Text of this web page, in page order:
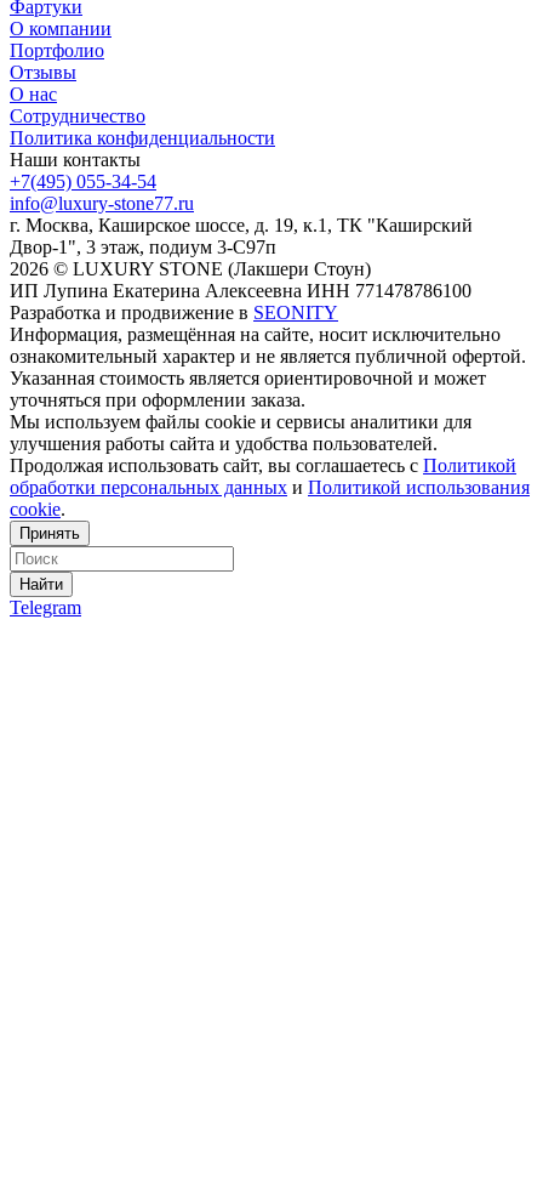
Фартуки
О компании
Портфолио
Отзывы
О нас
Сотрудничество
Политика конфиденциальности
Наши контакты
+7(495) 055-34-54
info@luxury-stone77.ru
г. Москва, Каширское шоссе, д. 19, к.1, ТК "Каширский
Двор-1", 3 этаж, подиум 3-С97п
2026 © LUXURY STONE (Лакшери Стоун)
ИП Лупина Екатерина Алексеевна ИНН 771478786100
Разработка и продвижение в SEONITY
Информация, размещённая на сайте, носит исключительно
ознакомительный характер и не является публичной офертой.
Указанная стоимость является ориентировочной и может
уточняться при оформлении заказа.
Мы используем файлы cookie и сервисы аналитики для
улучшения работы сайта и удобства пользователей.
Продолжая использовать сайт, вы соглашаетесь с Политикой
обработки персональных данных и Политикой использования
cookie.
Принять
Найти
Telegram